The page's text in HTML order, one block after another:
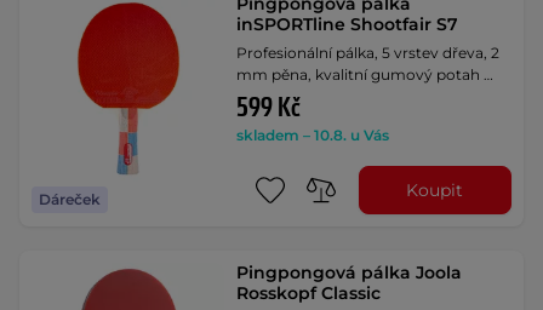
Dáreček
inSPORTline Shootfair S7
Profesionální pálka, 5 vrstev dřeva, 2
mm pěna, kvalitní gumový potah …
599 Kč
skladem – 10.8. u Vás
Koupit
Pingpongová pálka Joola
Rosskopf Classic